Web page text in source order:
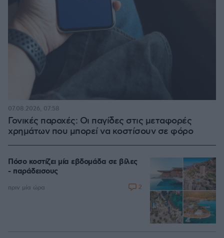
Γονικές παροχές: Οι παγίδες στις μεταφορές
χρημάτων που μπορεί να κοστίσουν σε φόρο
07.08.2026, 07:58
Πόσο κοστίζει μία εβδομάδα σε βίλες
- παράδεισους
πριν μία ώρα 2